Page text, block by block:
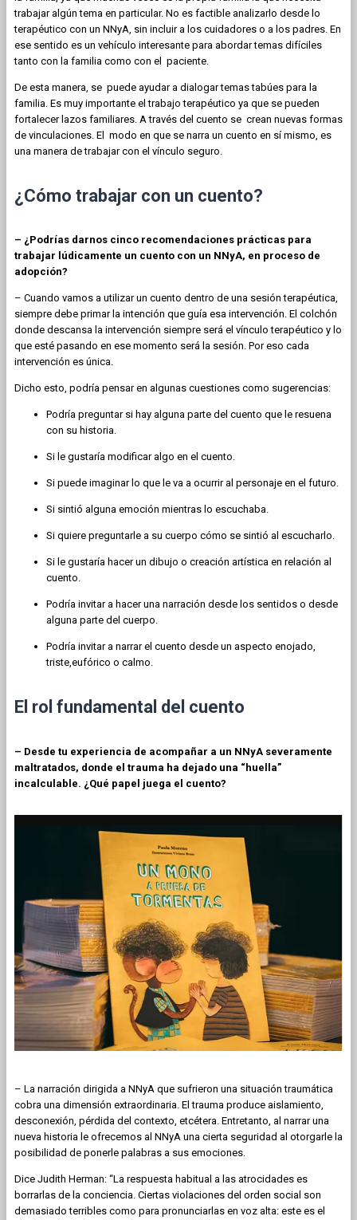
trabajar algún tema en particular. No es factible analizarlo desde lo
terapéutico con un NNyA, sin incluir a los cuidadores o a los padres. En
ese sentido es un vehículo interesante para abordar temas difíciles
tanto con la familia como con el paciente.
De esta manera, se puede ayudar a dialogar temas tabúes para la
familia. Es muy importante el trabajo terapéutico ya que se pueden
fortalecer lazos familiares. A través del cuento se crean nuevas formas
de vinculaciones. El modo en que se narra un cuento en sí mismo, es
una manera de trabajar con el vínculo seguro.
¿Cómo trabajar con un cuento?
– ¿Podrías darnos cinco recomendaciones prácticas para
trabajar lúdicamente un cuento con un NNyA, en proceso de
adopción?
– Cuando vamos a utilizar un cuento dentro de una sesión terapéutica,
siempre debe primar la intención que guía esa intervención. El colchón
donde descansa la intervención siempre será el vínculo terapéutico y lo
que esté pasando en ese momento será la sesión. Por eso cada
intervención es única.
Dicho esto, podría pensar en algunas cuestiones como sugerencias:
Podría preguntar si hay alguna parte del cuento que le resuena
con su historia.
Si le gustaría modificar algo en el cuento.
Si puede imaginar lo que le va a ocurrir al personaje en el futuro.
Si sintió alguna emoción mientras lo escuchaba.
Si quiere preguntarle a su cuerpo cómo se sintió al escucharlo.
Si le gustaría hacer un dibujo o creación artística en relación al
cuento.
Podría invitar a hacer una narración desde los sentidos o desde
alguna parte del cuerpo.
Podría invitar a narrar el cuento desde un aspecto enojado,
triste,eufórico o calmo.
El rol fundamental del cuento
– Desde tu experiencia de acompañar a un NNyA severamente
maltratados, donde el trauma ha dejado una “huella”
incalculable. ¿Qué papel juega el cuento?
– La narración dirigida a NNyA que sufrieron una situación traumática
cobra una dimensión extraordinaria. El trauma produce aislamiento,
desconexión, pérdida del contexto, etcétera. Entretanto, al narrar una
nueva historia le ofrecemos al NNyA una cierta seguridad al otorgarle la
posibilidad de ponerle palabras a sus emociones.
Dice Judith Herman: “La respuesta habitual a las atrocidades es
borrarlas de la conciencia. Ciertas violaciones del orden social son
demasiado terribles como para pronunciarlas en voz alta: este es el